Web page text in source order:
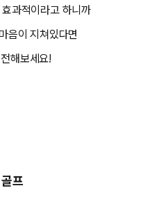
과적이라고 하니까
음이 지쳐있다면
해보세요!
프